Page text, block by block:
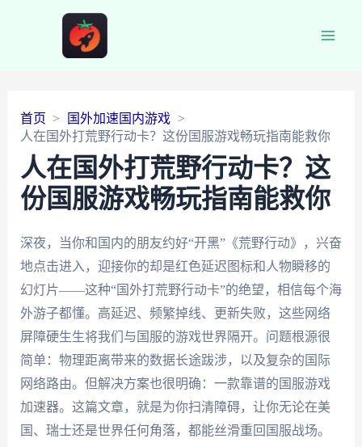
首页
国外加速国内游戏
人在国外打荒野行动卡？这份国服游戏畅玩指南能救你
人在国外打荒野行动卡？这
份国服游戏畅玩指南能救你
深夜，当你和国内的朋友约好“开黑”《荒野行动》，兴奋
地点击进入，迎接你的却是红色延迟图标和人物瞬移的
幻灯片——这种“国外打荒野行动卡”的绝望，相信每个海
外游子都懂。高延迟、频繁掉线、更新失败，这些网络
屏障硬生生将我们与国服的游戏世界隔开。问题根源很
简单：物理距离带来的数据长途跋涉，以及复杂的国际
网络路由。但解决方案也很明确：一款靠谱的国服游戏
加速器。这篇文章，就是为你扫清障碍，让你无论在美
国、瑞士还是世界任何角落，都能丝滑重回国服战场。